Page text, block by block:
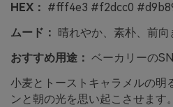
HEX： #fff4e3 #f2dcc0
ムード： 晴れやか、素朴、前向
おすすめ用途： ベーカリーの
小麦とトーストキャラメルの明
ンと朝の光を思い起こさせます